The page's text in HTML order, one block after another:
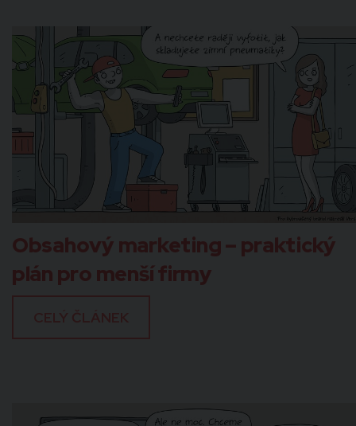
Obsahový marketing – praktický
plán pro menší firmy